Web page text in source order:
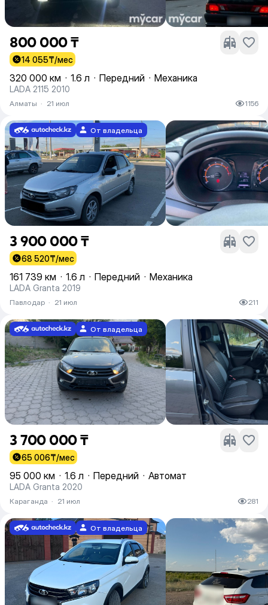
800 000 ₸
14 055₸/мес
320 000 км · 1.6 л · Передний · Механика
LADA 2115 2010
Алматы · 21 июл 1156
От владельца
3 900 000 ₸
68 520₸/мес
161 739 км · 1.6 л · Передний · Механика
LADA Granta 2019
Павлодар · 21 июл 211
От владельца
3 700 000 ₸
65 006₸/мес
95 000 км · 1.6 л · Передний · Автомат
LADA Granta 2020
Караганда · 21 июл 281
От владельца